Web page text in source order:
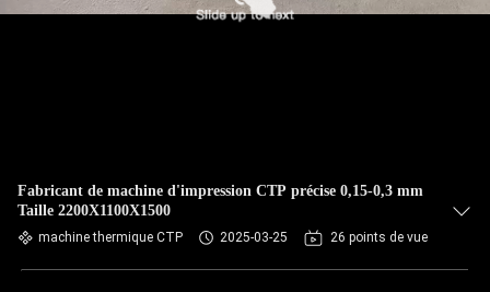
Fabricant de machine d'impression CTP précise 0,15-0,3 mm
Taille 2200X1100X1500
machine thermique CTP 2025-03-25 26 points de vue